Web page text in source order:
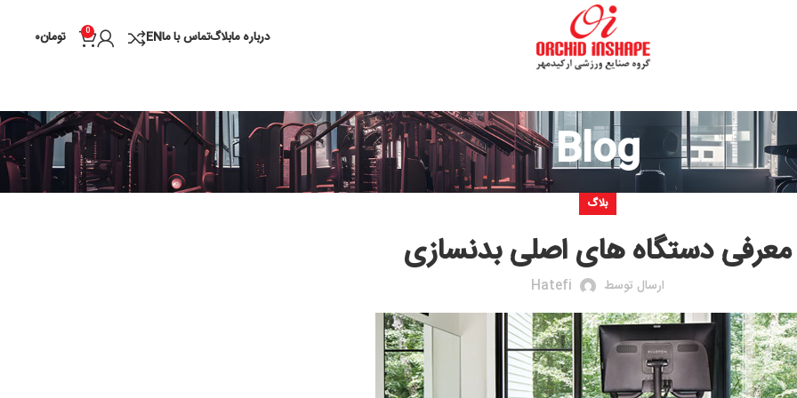
تماس با ماEN تومان۰
Blog
دستگاه های اصلی بدنسازی
Hatefi